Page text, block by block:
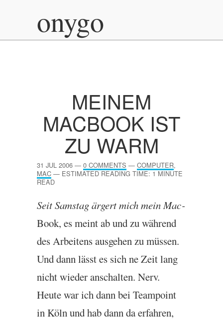
onygo
MEINEM
MACBOOK IST
ZU WARM
31 JUL 2006 — 0 COMMENTS — COMPUTER,
MAC — ESTIMATED READING TIME: 1 MINUTE
READ
Seit Sam­stag ärgert mich mein Mac­
Book, es meint ab und zu während
des Arbeitens aus­ge­hen zu müssen.
Und dann lässt es sich ne Zeit lang
nicht wieder anschal­ten. Nerv.
Heute war ich dann bei Team­point
in Köln und hab dann da erfahren,